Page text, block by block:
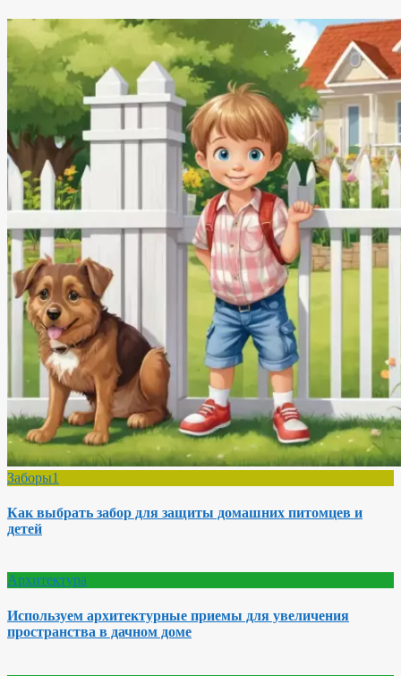
Заборы1
Как выбрать забор для защиты домашних питомцев и
детей
Архитектура
Используем архитектурные приемы для увеличения
пространства в дачном доме